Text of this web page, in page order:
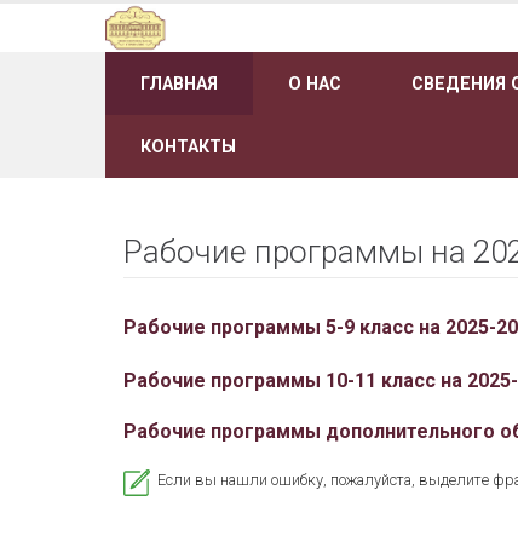
ГЛАВНАЯ О НАС СВЕДЕНИЯ
КОНТАКТЫ
Рабочие программы на
Рабочие программы 5-9 класс на 2025-
Рабочие программы 10-11 класс на
Рабочие программы дополнительного
Если вы нашли ошибку, пожалуйста, выделите